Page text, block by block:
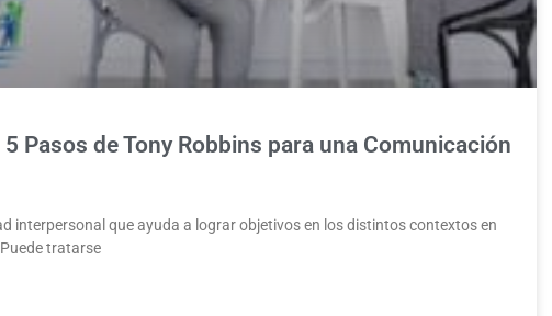
Pasos de Tony Robbins para una Comunicación
interpersonal que ayuda a lograr objetivos en los distintos contextos en
tratarse